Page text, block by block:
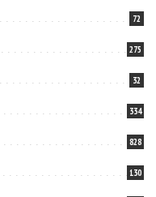
72
275
32
334
828
130